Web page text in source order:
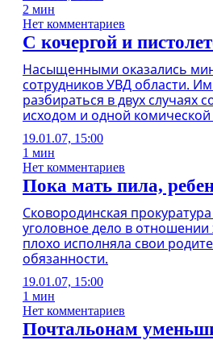
2 мин
Нет комментариев
С кочергой и
Насыщенными оказались
сотрудников УВД области.
разбираться в двух случаях
исходом и одной комической
19.01.07, 15:00
1 мин
Нет комментариев
Пока мать пила,
Сковородинская
уголовное дело в
плохо исполняла свои
обязанности.
19.01.07, 15:00
1 мин
Нет комментариев
Почтальонам